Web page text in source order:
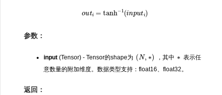
u tanh−1(in i)
参数：
input (Tensor) - Tensor的shape为 (N, ) ，其中
表示任
意数量的附加维度。数据类型支持：float16、float32。
返回：